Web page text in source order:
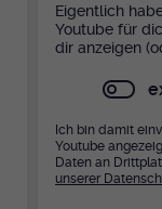
Eigentlich
Youtube für
dir anzeigen
Ich bin damit
Youtube
Daten an
unserer
Anbieter
Laufzeit
Zweck
TikTok